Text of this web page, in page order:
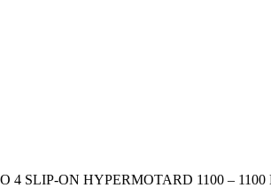
4 SLIP-ON HYPERMOTARD 1100 –